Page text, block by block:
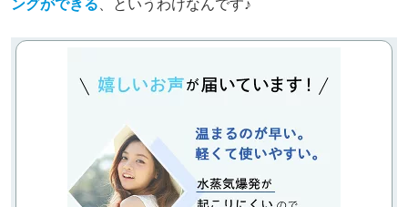
ングができる 、というわけなんです♪